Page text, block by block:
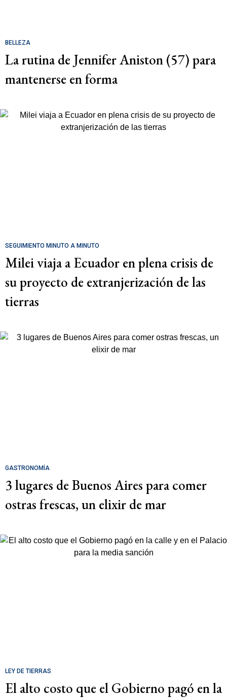
BELLEZA
La rutina de Jennifer Aniston (57) para
mantenerse en forma
SEGUIMIENTO MINUTO A MINUTO
Milei viaja a Ecuador en plena crisis de
su proyecto de extranjerización de las
tierras
GASTRONOMÍA
3 lugares de Buenos Aires para comer
ostras frescas, un elixir de mar
LEY DE TIERRAS
El alto costo que el Gobierno pagó en la